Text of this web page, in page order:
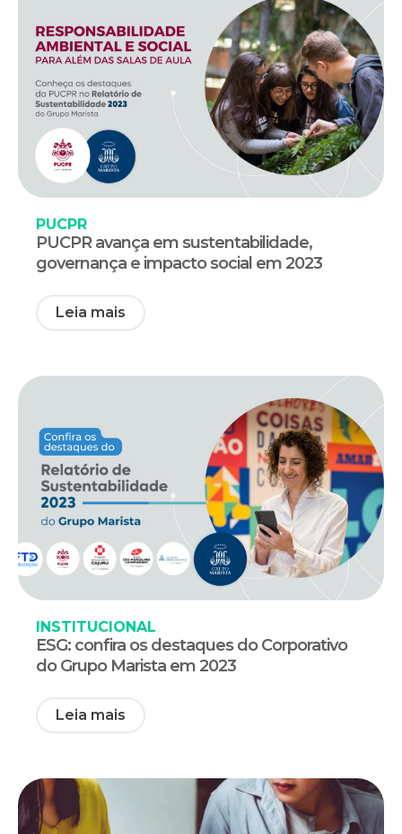
PUCPR
PUCPR avança em sustentabilidade,
governança e impacto social em 2023
Leia mais
INSTITUCIONAL
ESG: confira os destaques do Corporativo
do Grupo Marista em 2023
Leia mais